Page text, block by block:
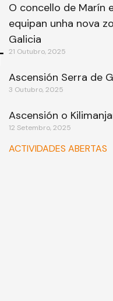
O concello de Marín
equipan unha nova
Galicia
21 Outubro, 2025
Ascensión Serra de
3 Outubro, 2025
Ascensión o
12 Setembro, 2025
ACTIVIDADES ABERTAS